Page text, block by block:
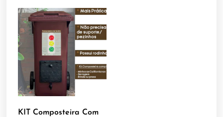
KIT Composteira Com